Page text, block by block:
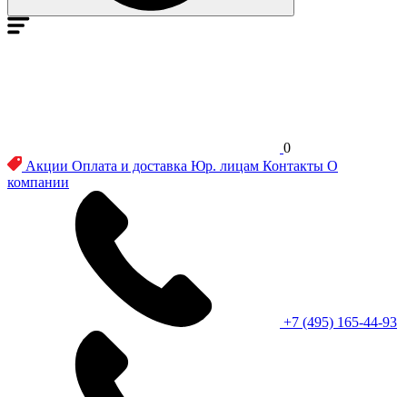
0
Акции Оплата и доставка Юр. лицам Контакты О
компании
+7 (495) 165-44-93